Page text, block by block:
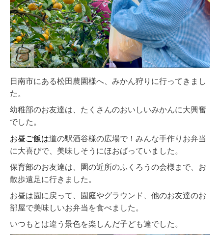
日南市にある松田農園様へ、みかん狩りに行ってきまし
た。
幼稚部のお友達は、たくさんのおいしいみかんに大興奮
でした。
お昼ご飯は道の駅酒谷様の広場で！みんな手作りお弁当
に大喜びで、美味しそうにほおばっていました。
保育部のお友達は、園の近所のふくろうの会様まで、お
散歩遠足に行きました。
お昼は園に戻って、園庭やグラウンド、他のお友達のお
部屋で美味しいお弁当を食べました。
いつもとは違う景色を楽しんだ子ども達でした。